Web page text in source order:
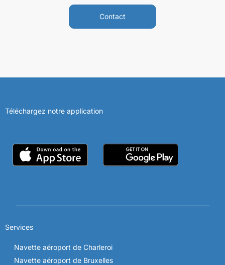
Contact
Téléchargez notre application
Services
Navette aéroport de Charleroi
Navette aéroport de Bruxelles